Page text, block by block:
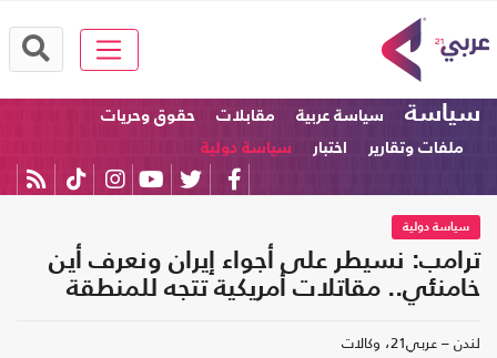
سياسة سياسة عربية مقابلات
حقوق وحريات
ملفات وتقارير
اختبار سياسة دولية
سياسة دولية
ترامب: نسيطر على أجواء إيران ونعرف أين
خامنئي.. مقاتلات أمريكية تتجه للمنطقة
لندن – عربي21، وكالات